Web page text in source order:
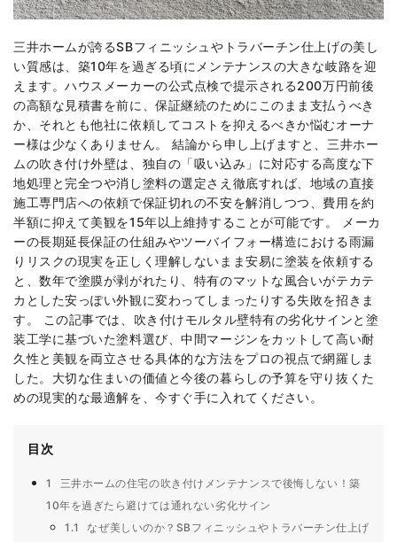
三井ホームが誇るSBフィニッシュやトラバーチン仕上げの美し
い質感は、築10年を過ぎる頃にメンテナンスの大きな岐路を迎
えます。ハウスメーカーの公式点検で提示される200万円前後
の高額な見積書を前に、保証継続のためにこのまま支払うべき
か、それとも他社に依頼してコストを抑えるべきか悩むオーナ
ー様は少なくありません。 結論から申し上げますと、三井ホー
ムの吹き付け外壁は、独自の「吸い込み」に対応する高度な下
地処理と完全つや消し塗料の選定さえ徹底すれば、地域の直接
施工専門店への依頼で保証切れの不安を解消しつつ、費用を約
半額に抑えて美観を15年以上維持することが可能です。 メーカ
ーの長期延長保証の仕組みやツーバイフォー構造における雨漏
りリスクの現実を正しく理解しないまま安易に塗装を依頼する
と、数年で塗膜が剥がれたり、特有のマットな風合いがテカテ
カとした安っぽい外観に変わってしまったりする失敗を招きま
す。 この記事では、吹き付けモルタル壁特有の劣化サインと塗
装工学に基づいた塗料選び、中間マージンをカットして高い耐
久性と美観を両立させる具体的な方法をプロの視点で網羅しま
した。大切な住まいの価値と今後の暮らしの予算を守り抜くた
めの現実的な最適解を、今すぐ手に入れてください。
目次
1
三井ホームの住宅の吹き付けメンテナンスで後悔しない！築
10年を過ぎたら避けては通れない劣化サイン
1.1
なぜ美しいのか？SBフィニッシュやトラバーチン仕上げ